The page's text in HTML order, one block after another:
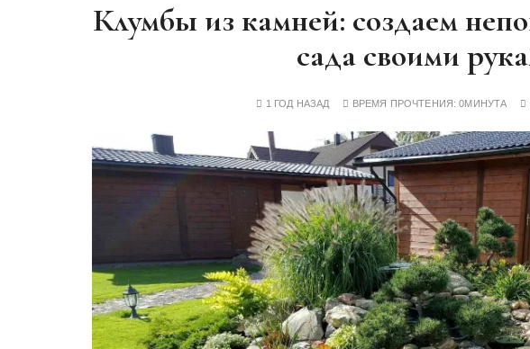
Клумбы из камней: создаем
сада своими
1 ГОД НАЗАД ВРЕМЯ ПРОЧТЕНИЯ:0МИНУТА